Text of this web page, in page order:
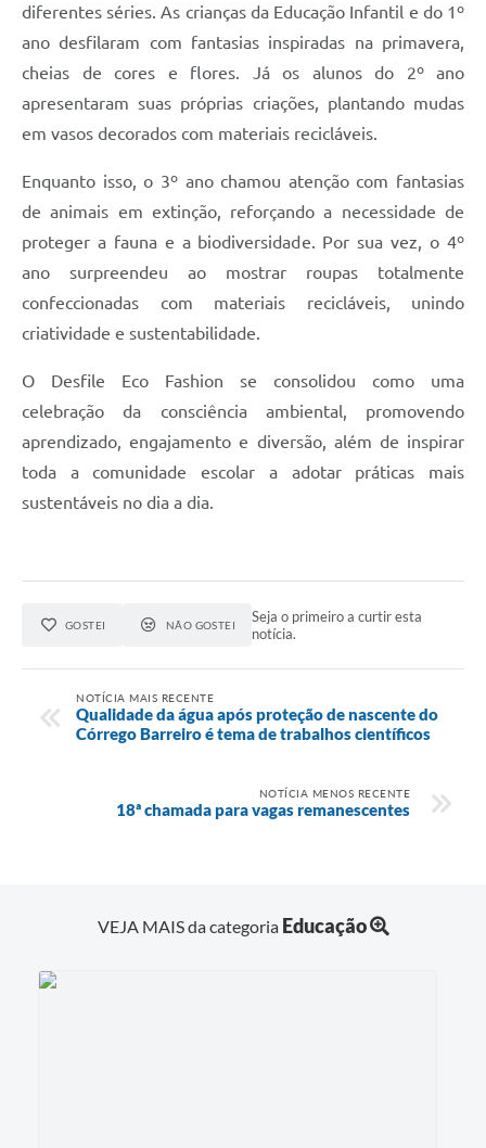
diferentes séries. As crianças da Educação Infantil e do 1º
ano desfilaram com fantasias inspiradas na primavera,
cheias de cores e flores. Já os alunos do 2º ano
apresentaram suas próprias criações, plantando mudas
em vasos decorados com materiais recicláveis.
Enquanto isso, o 3º ano chamou atenção com fantasias
de animais em extinção, reforçando a necessidade de
proteger a fauna e a biodiversidade. Por sua vez, o 4º
ano surpreendeu ao mostrar roupas totalmente
confeccionadas com materiais recicláveis, unindo
criatividade e sustentabilidade.
O Desfile Eco Fashion se consolidou como uma
celebração da consciência ambiental, promovendo
aprendizado, engajamento e diversão, além de inspirar
toda a comunidade escolar a adotar práticas mais
sustentáveis no dia a dia.
GOSTEI NÃO GOSTEI
Seja o primeiro a curtir esta
notícia.
NOTÍCIA MAIS RECENTE
Qualidade da água após proteção de nascente do
Córrego Barreiro é tema de trabalhos científicos
NOTÍCIA MENOS RECENTE
18ª chamada para vagas remanescentes
VEJA MAIS da categoria Educação